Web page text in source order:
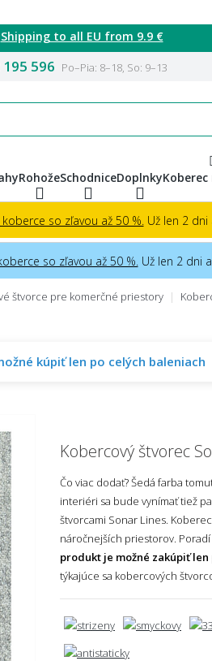
Shipping to all EU from 9.9 €
596 Po–Pia: 8–18, So: 9–13
RohožeSchodniceDoplnky
so zľavou až 50 %. Už len 2 dni
so zľavou až 50 %. Už len 2 dni
štvorce pre komerčné priestory
kúpiť len po celých baleniach
Kobercový štvorec
Čo viac dodať? Šedá farba
interiéri sa bude vynímať tiež
štvorcami Sonar Lines.
náročnejších priestorov. Poradí
produkt je možné zakúpiť len
týkajúce sa kobercových